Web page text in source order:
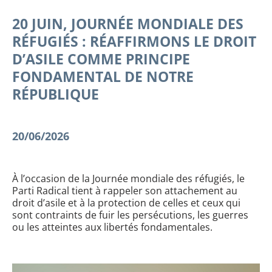
20 JUIN, JOURNÉE MONDIALE DES
RÉFUGIÉS : RÉAFFIRMONS LE DROIT
D’ASILE COMME PRINCIPE
FONDAMENTAL DE NOTRE
RÉPUBLIQUE
20/06/2026
À l’occasion de la Journée mondiale des réfugiés, le
Parti Radical tient à rappeler son attachement au
droit d’asile et à la protection de celles et ceux qui
sont contraints de fuir les persécutions, les guerres
ou les atteintes aux libertés fondamentales.